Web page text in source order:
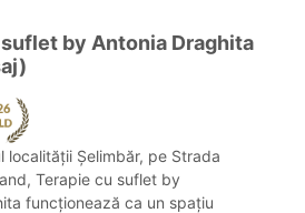
by Antonia Draghita
localității Șelimbăr, pe Strada
Terapie cu suflet by
funcționează ca un spațiu